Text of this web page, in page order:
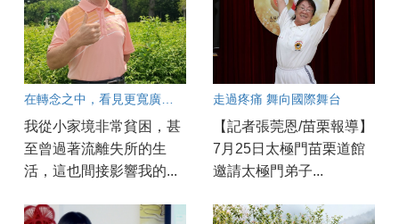
我從小家境非常貧困，甚
至曾過著流離失所的生
活，這也間接影響我的...
走過疼痛 舞向國際舞台
【記者張莞恩/苗栗報導】
7月25日太極門苗栗道館
邀請太極門弟子...